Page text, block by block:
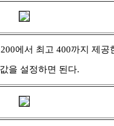
에서 최고 400까지 제공
을 설정하면 된다.